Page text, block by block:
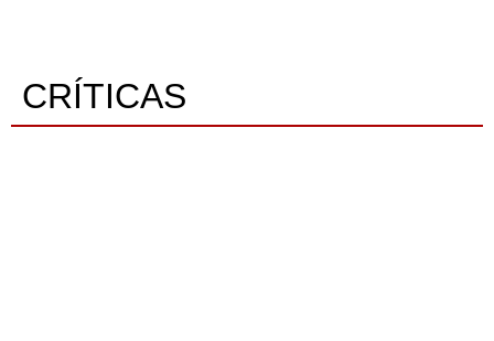
CRÍTICAS